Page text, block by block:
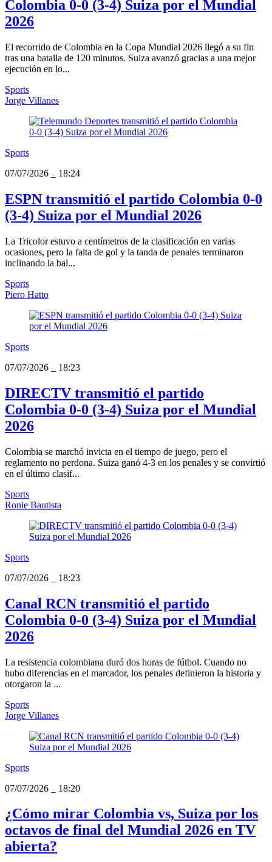
Colombia 0-0 (3-4) Suiza por el Mundial
2026
El recorrido de Colombia en la Copa Mundial 2026 llegó a su fin
tras una batalla de 120 minutos. Suiza avanzó gracias a una mejor
ejecución en lo...
Sports
Jorge Villanes
Sports
07/07/2026
18:24
ESPN transmitió el partido Colombia 0-0
(3-4) Suiza por el Mundial 2026
La Tricolor estuvo a centímetros de la clasificación en varias
ocasiones, pero la falta de gol y la tanda de penales terminaron
inclinando la bal...
Sports
Piero Hatto
Sports
07/07/2026
18:23
DIRECTV transmitió el partido
Colombia 0-0 (3-4) Suiza por el Mundial
2026
Colombia se marchó invicta en el tiempo de juego, pero el
reglamento no perdona. Suiza ganó 4-3 en los penales y se convirtió
en el último clasif...
Sports
Ronie Bautista
Sports
07/07/2026
18:23
Canal RCN transmitió el partido
Colombia 0-0 (3-4) Suiza por el Mundial
2026
La resistencia colombiana duró dos horas de fútbol. Cuando no
hubo diferencias en el marcador, los penales definieron la historia y
otorgaron la ...
Sports
Jorge Villanes
Sports
07/07/2026
18:20
¿Cómo mirar Colombia vs, Suiza por los
octavos de final del Mundial 2026 en TV
abierta?